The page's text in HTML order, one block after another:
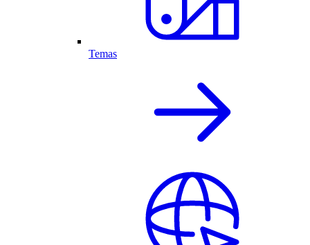
Temas